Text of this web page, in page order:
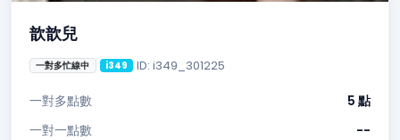
歆歆兒
一對多忙線中 i349 ID: i349_301225
一對多點數
5 點
一對一點數
--